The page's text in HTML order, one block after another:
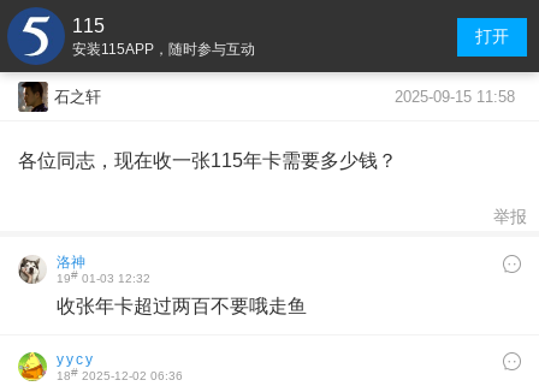
115
安装115APP，随时参与互动
打开
石之轩 2025-09-15 11:58
各位同志，现在收一张115年卡需要多少钱？
举报
洛神
19# 01-03 12:32
收张年卡超过两百不要哦走鱼
y y c y
18# 2025-12-02 06:36